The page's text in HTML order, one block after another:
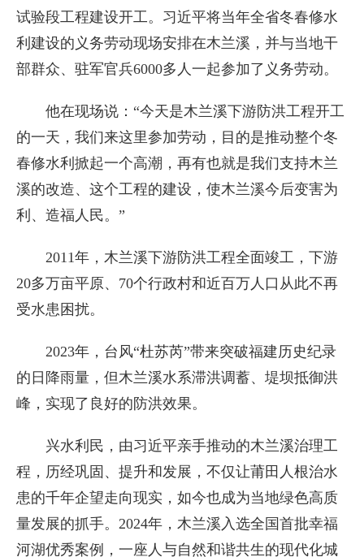
试验段工程建设开工。习近平将当年全省冬春修水
利建设的义务劳动现场安排在木兰溪，并与当地干
部群众、驻军官兵6000多人一起参加了义务劳动。
他在现场说：“今天是木兰溪下游防洪工程开工
的一天，我们来这里参加劳动，目的是推动整个冬
春修水利掀起一个高潮，再有也就是我们支持木兰
溪的改造、这个工程的建设，使木兰溪今后变害为
利、造福人民。”
2011年，木兰溪下游防洪工程全面竣工，下游
20多万亩平原、70个行政村和近百万人口从此不再
受水患困扰。
2023年，台风“杜苏芮”带来突破福建历史纪录
的日降雨量，但木兰溪水系滞洪调蓄、堤坝抵御洪
峰，实现了良好的防洪效果。
兴水利民，由习近平亲手推动的木兰溪治理工
程，历经巩固、提升和发展，不仅让莆田人根治水
患的千年企望走向现实，如今也成为当地绿色高质
量发展的抓手。2024年，木兰溪入选全国首批幸福
河湖优秀案例，一座人与自然和谐共生的现代化城